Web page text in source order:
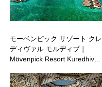
モーベンピック リゾート クレ
ディヴァル モルディブ｜
Mӧvenpick Resort Kuredhiv…